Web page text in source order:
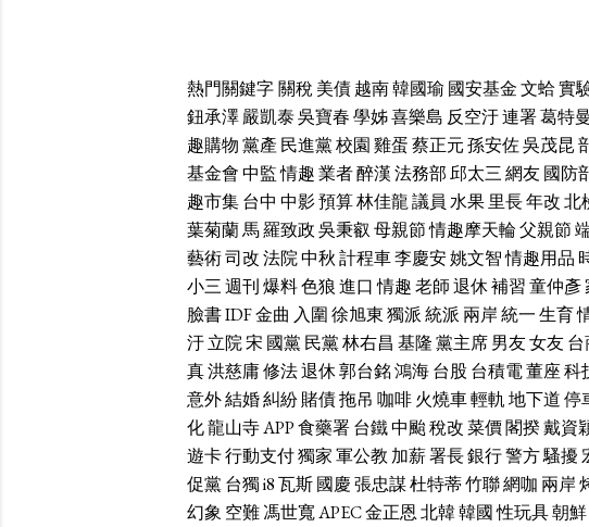
熱門關鍵字關稅美債越南韓國瑜 國安基金文蛤實
鈕承澤嚴凱泰吳寶春學姊喜樂島 反空汙連署葛特曼
趣購物黨產 民進黨校園雞蛋蔡正元孫安佐吳茂昆
基金會中監情趣業者醉漢法務部邱太三網友國防
趣市集台中 中影預算林佳龍議員 水果里長年改北
葉菊蘭馬羅致政吳秉叡母親節情趣摩天輪父親節
藝術司改法院中秋計程車李慶安姚文智情趣用品
小三週刊爆料色狼進口 情趣老師退休補習童仲彥
臉書IDF金曲 入圍徐旭東獨派統派 兩岸統一生育
汙立院宋 國黨民黨林右昌 基隆黨主席男友女友
真洪慈庸修法退休郭台銘鴻海台股 台積電董座科
意外結婚糾紛賭債拖吊 咖啡火燒車輕軌地下道停
化龍山寺APP食藥署台鐵中颱稅改菜價閣揆戴資
遊卡行動支付獨家軍公教 加薪署長銀行警方騷擾
促黨台獨i8瓦斯國慶張忠謀杜特蒂竹聯網咖 兩岸
幻象 空難馮世寬APEC金正恩北韓韓國性玩具朝鮮